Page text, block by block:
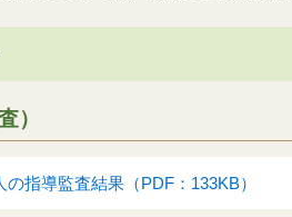
）
指導監査結果（PDF：133KB）